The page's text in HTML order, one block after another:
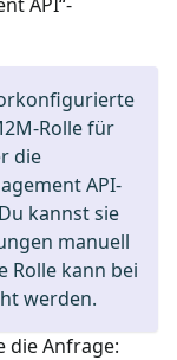
Rolle für
die
API-
kannst sie
manuell
Rolle kann bei
werden.
die Anfrage: